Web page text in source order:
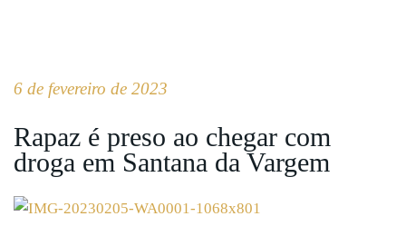
6 de fevereiro de 2023
Rapaz é preso ao chegar com
droga em Santana da Vargem